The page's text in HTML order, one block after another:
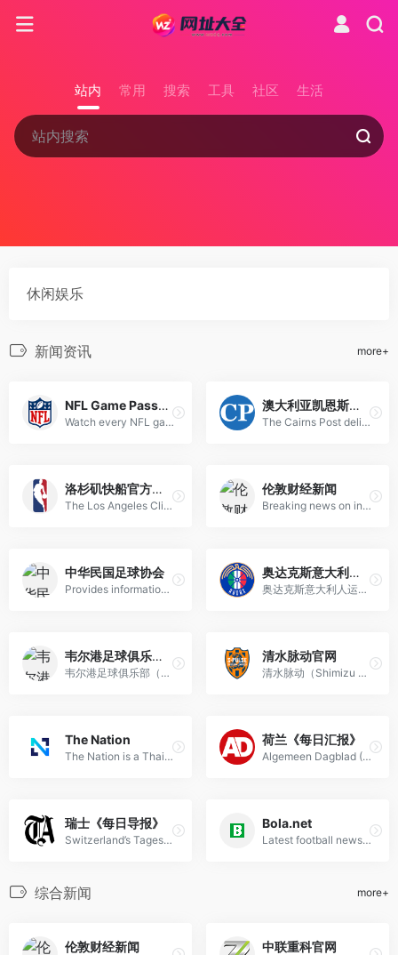
站内 常用 搜索 工具 社区 生活
休闲娱乐
新闻资讯 more+
NFL Game Pass美国
Watch every NFL game—including playoffs and the Super Bowl—plus NFL RedZone and 24/7 live coverage on NFL Network.
澳大利亚凯恩斯邮报
The Cairns Post delivers breaking news and top headlines for Cairns and Far North Queensland.
洛杉矶快船官方网站
The Los Angeles Clippers are an NBA team originally founded in Buffalo in 1970, relocated to San Diego in 1978, and moved to Los Angeles in 1984.
伦敦财经新闻
Breaking news on investment banking, asset management, hedge funds, pensions, private equity, fintech, and financial regulation.
中华民国足球协会
Provides information about the association, football competitions, and national team members.
奥达克斯意大利人运动俱乐部官网
奥达克斯意大利人运动俱乐部（Audax Club Sportivo Italiano）是一家扎根于智利首都圣地亚哥的足球俱乐部，目前征战智利足球甲级联赛，主场设在可容纳1.2万名观众的拉佛罗里达市政体育场。
韦尔港足球俱乐部官网
韦尔港足球俱乐部（Port Vale F.C.）是一家扎根于英格兰斯塔福德郡特伦特河畔斯托克伯斯勒姆的职业球队，虽地处斯托克地区却未以城市命名——这一独特身份使其成为目前英联赛中唯一不以所在地冠名的俱乐部；自2007/08赛季降入英乙后，球队长期在第三级别联赛征战，虽在本地影响力逊于同城劲旅斯托克城，但在1990年代曾数度跻身旧甲组联赛（第二级别），书写过属于自己的高光篇章。
清水脉动官网
清水脉动（Shimizu S-Pulse），亦译作“清水鼓动”或“清水心跳”，是日本职业足球联赛（J联赛）创始成员之一，1991年随J联赛成立而加入，总部位于静冈县静冈市（原清水市），主场为日本平运动公园竞技场；球队起源于地方性业余联盟“静冈社会人连盟”，以地域共同出资模式运营，后于1997年完成公司化改革，成为日本首家由球迷与地方共同持股的J联赛上市公司。
The Nation
The Nation is a Thai English-language online newspaper founded in 1971 in Bangkok, one of only two English dailies formerly published there—alongside the Bangkok Post—and ceased its print edition on June 28, 2019, continuing solely as a digital publication.
荷兰《每日汇报》
Algemeen Dagblad (AD), a Dutch daily newspaper headquartered in Rotterdam, delivers up-to-the-minute news 24/7 via its leading Dutch news website.
瑞士《每日导报》
Switzerland’s Tages-Anzeiger is a leading daily newspaper delivering news, facts, and in-depth coverage of politics, business, sports, and culture in Switzerland and worldwide.
Bola.net
Latest football news, live scores, match information, and European league coverage.
综合新闻 more+
伦敦财经新闻 中联重科官网